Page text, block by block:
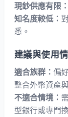
現鈔供應有限：
知名度較低：
悉。
建議與使用
適合族群： 偏
整合外幣資產
不適合情境：
型銀行或專門